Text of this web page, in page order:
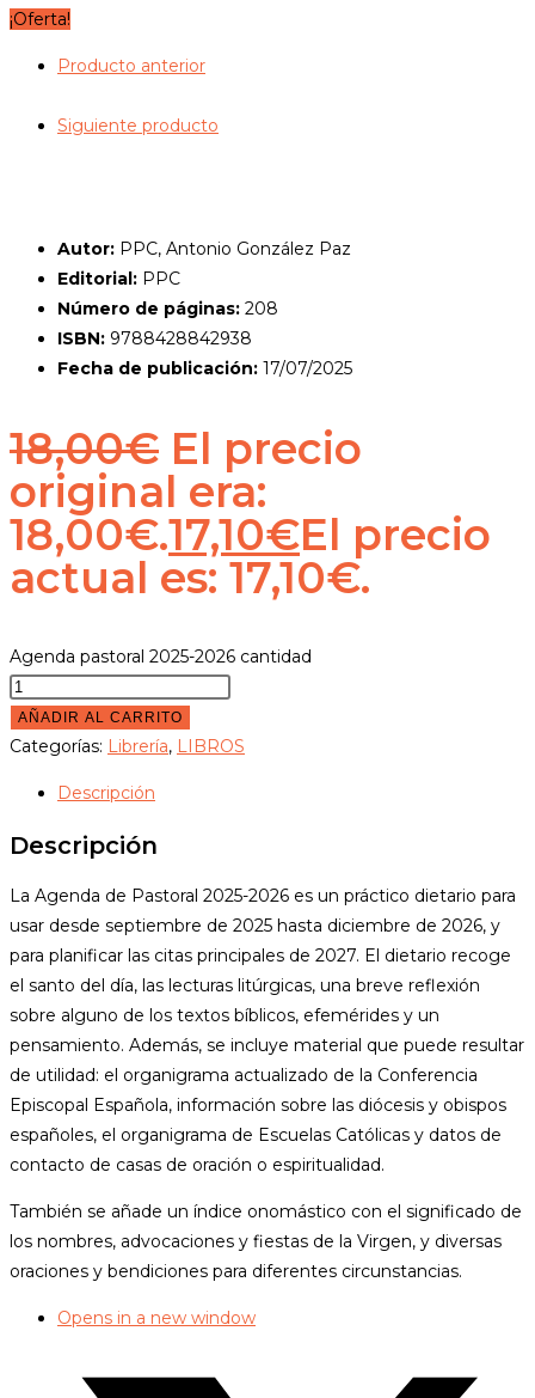
¡Oferta!
Producto anterior
Siguiente producto
Autor: PPC, Antonio González Paz
Editorial: PPC
Número de páginas: 208
ISBN: 9788428842938
Fecha de publicación: 17/07/2025
18,00€ El precio
original era:
18,00€.17,10€El precio
actual es: 17,10€.
Agenda pastoral 2025-2026 cantidad
AÑADIR AL CARRITO
Categorías: Librería, LIBROS
Descripción
Descripción
La Agenda de Pastoral 2025-2026 es un práctico dietario para
usar desde septiembre de 2025 hasta diciembre de 2026, y
para planificar las citas principales de 2027. El dietario recoge
el santo del día, las lecturas litúrgicas, una breve reflexión
sobre alguno de los textos bíblicos, efemérides y un
pensamiento. Además, se incluye material que puede resultar
de utilidad: el organigrama actualizado de la Conferencia
Episcopal Española, información sobre las diócesis y obispos
españoles, el organigrama de Escuelas Católicas y datos de
contacto de casas de oración o espiritualidad.
También se añade un índice onomástico con el significado de
los nombres, advocaciones y fiestas de la Virgen, y diversas
oraciones y bendiciones para diferentes circunstancias.
Opens in a new window